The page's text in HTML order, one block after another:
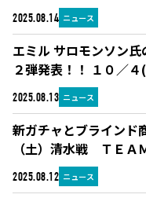
2025.08.14 ニュース
2025.08.13 ニュース
エミル サロモンソン
２弾発表！！ １０／
2025.08.12 ニュース
新ガチャとブライン
（土）清水戦 ＴＥＡ